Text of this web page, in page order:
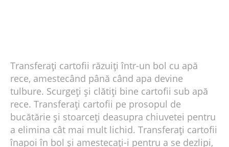
Transferați cartofii răzuiți într-un bol cu ​​apă
rece, amestecând până când apa devine
tulbure. Scurgeți și clătiți bine cartofii sub apă
rece. Transferați cartofii pe prosopul de
bucătărie și stoarceți deasupra chiuvetei pentru
a elimina cât mai mult lichid. Transferați cartofii
înapoi în bol și amestecați-i pentru a se dezlipi,